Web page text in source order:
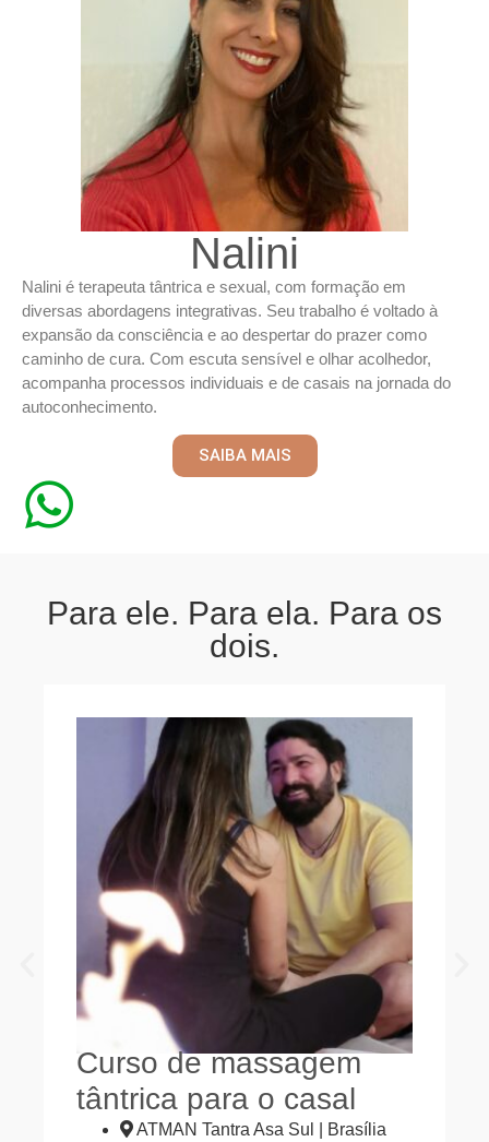
Nalini
Nalini é terapeuta tântrica e sexual, com formação em
diversas abordagens integrativas. Seu trabalho é voltado à
expansão da consciência e ao despertar do prazer como
caminho de cura. Com escuta sensível e olhar acolhedor,
acompanha processos individuais e de casais na jornada do
autoconhecimento.
SAIBA MAIS
Para ele. Para ela. Para os
dois.
Curso de massagem
tântrica para o casal
ATMAN Tantra Asa Sul | Brasília